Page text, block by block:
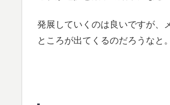
発展していくのは良いですが、
ところが出てくるのだろうなと。